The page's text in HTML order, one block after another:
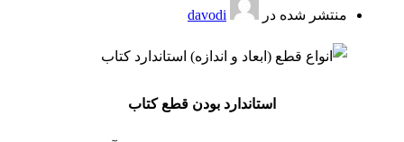
منتشر شده در davodi
استاندارد بودن قطع کتاب